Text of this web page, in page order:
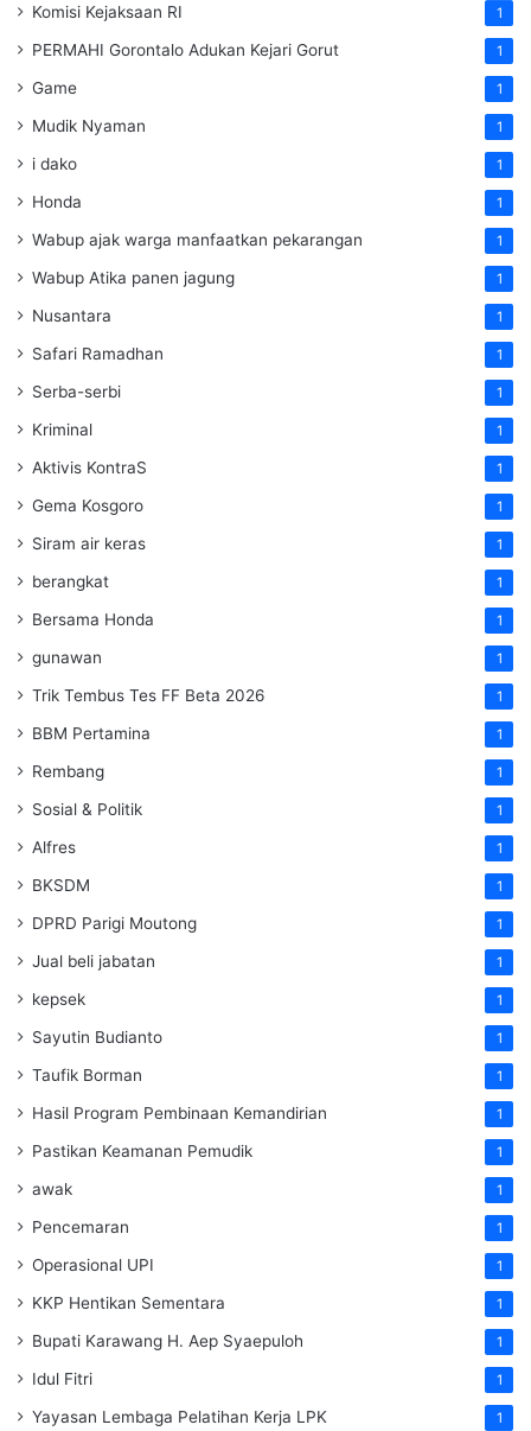
Komisi Kejaksaan RI 1
PERMAHI Gorontalo Adukan Kejari Gorut 1
Game 1
Mudik Nyaman 1
i dako 1
Honda 1
Wabup ajak warga manfaatkan pekarangan 1
Wabup Atika panen jagung 1
Nusantara 1
Safari Ramadhan 1
Serba-serbi 1
Kriminal 1
Aktivis KontraS 1
Gema Kosgoro 1
Siram air keras 1
berangkat 1
Bersama Honda 1
gunawan 1
Trik Tembus Tes FF Beta 2026 1
BBM Pertamina 1
Rembang 1
Sosial & Politik 1
Alfres 1
BKSDM 1
DPRD Parigi Moutong 1
Jual beli jabatan 1
kepsek 1
Sayutin Budianto 1
Taufik Borman 1
Hasil Program Pembinaan Kemandirian 1
Pastikan Keamanan Pemudik 1
awak 1
Pencemaran 1
Operasional UPI 1
KKP Hentikan Sementara 1
Bupati Karawang H. Aep Syaepuloh 1
Idul Fitri 1
Yayasan Lembaga Pelatihan Kerja LPK 1